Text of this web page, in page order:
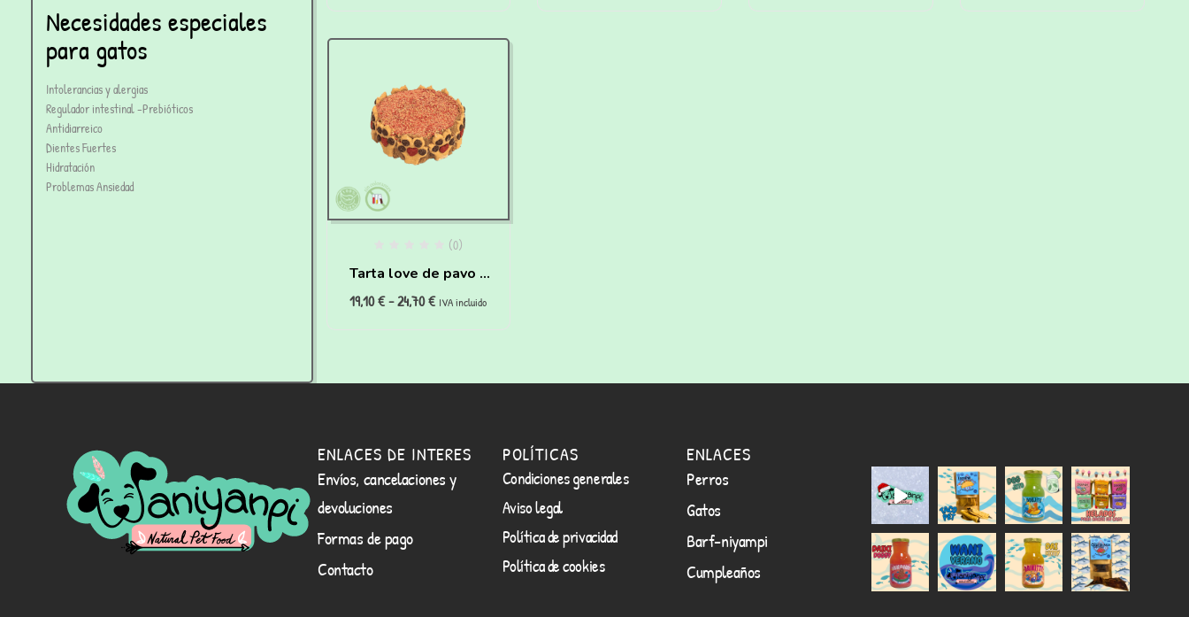
Necesidades especiales
para gatos
Intolerancias y alergias
Regulador intestinal -Prebióticos
Antidiarreico
Dientes Fuertes
Hidratación
Problemas Ansiedad
(0)
Tarta love de pavo y
zanahoria para perros
19,10€-24,70€ IVA incluido
ENLACES DE INTERES
Envíos, cancelaciones y
devoluciones
Formas de pago
Contacto
POLÍTICAS
Condiciones generales
Aviso legal
Política de privacidad
Política de cookies
ENLACES
Perros
Gatos
Barf-niyampi
Cumpleaños